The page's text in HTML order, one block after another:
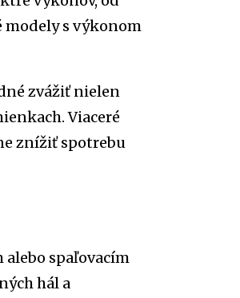
modely s výkonom
zvážiť nielen
Viaceré
znížiť spotrebu
spaľovacím
hál a